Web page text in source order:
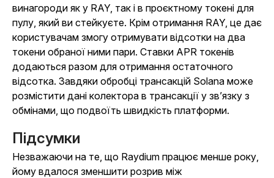
винагороди як у RAY, так і в проєктному токені для
пулу, який ви стейкуєте. Крім отримання RAY, це дає
користувачам змогу отримувати відсотки на два
токени обраної ними пари. Ставки APR токенів
додаються разом для отримання остаточного
відсотка. Завдяки обробці трансакцій Solana може
розмістити дані колектора в трансакції у зв’язку з
обмінами, що подвоїть швидкість платформи.
Підсумки
Незважаючи на те, що Raydium працює менше року,
йому вдалося зменшити розрив між